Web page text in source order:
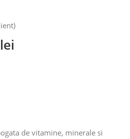
lei
de vitamine, minerale si